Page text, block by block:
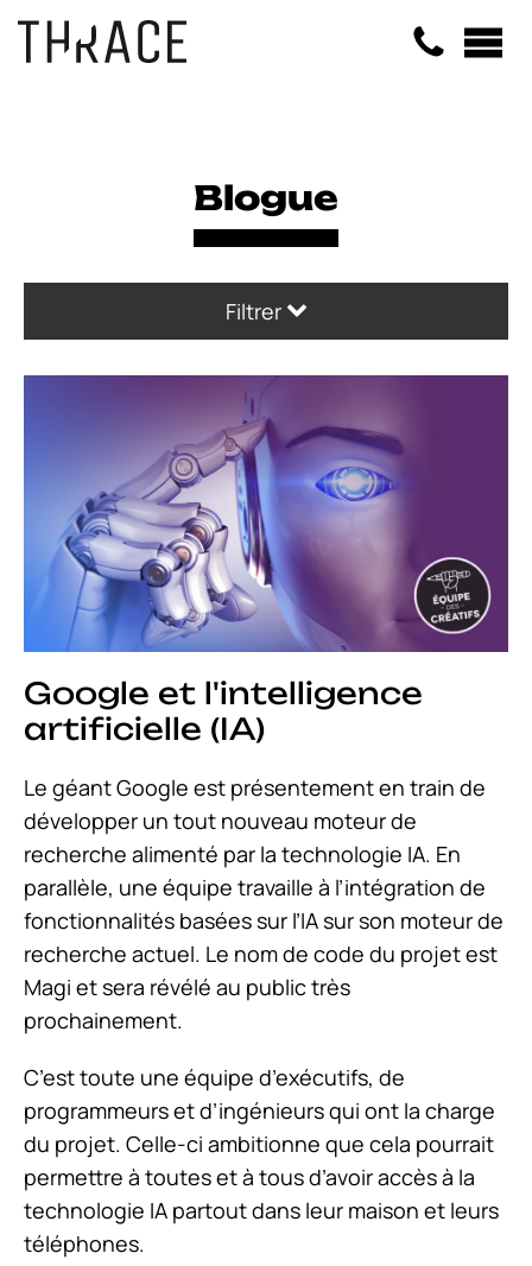
Blogue
Filtrer
Google et l'intelligence
artificielle (IA)
Le géant Google est présentement en train de
développer un tout nouveau moteur de
recherche alimenté par la technologie IA. En
parallèle, une équipe travaille à l’intégration de
fonctionnalités basées sur l’IA sur son moteur de
recherche actuel. Le nom de code du projet est
Magi et sera révélé au public très
prochainement.
C’est toute une équipe d’exécutifs, de
programmeurs et d’ingénieurs qui ont la charge
du projet. Celle-ci ambitionne que cela pourrait
permettre à toutes et à tous d’avoir accès à la
technologie IA partout dans leur maison et leurs
téléphones.